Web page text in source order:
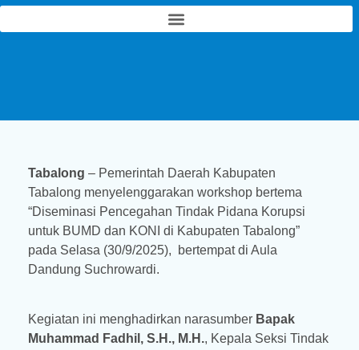
PT Air Minum Tabalong Bersinar
Tabalong – Pemerintah Daerah Kabupaten
Tabalong menyelenggarakan workshop bertema
“Diseminasi Pencegahan Tindak Pidana Korupsi
untuk BUMD dan KONI di Kabupaten Tabalong”
pada Selasa (30/9/2025), bertempat di Aula
Dandung Suchrowardi.
Kegiatan ini menghadirkan narasumber Bapak
Muhammad Fadhil, S.H., M.H., Kepala Seksi Tindak